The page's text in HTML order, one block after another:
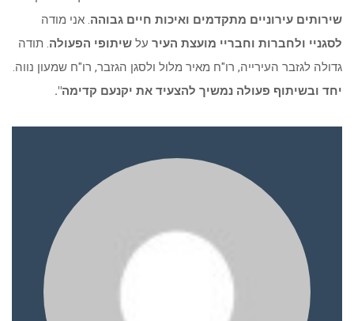
שירותים עירוניים מתקדמים ואיכות חיים גבוהה. אני מודה
לסגניי ולחברות וחבריי מועצת העיר על שיתופי הפעולה. תודה
גדולה לגזבר העירייה, רו"ח מאיר מלול ולסגן הגזבר, רו"ח שמעון נווה.
יחד ובשיתוף פעולה נמשיך להצעיד את יקנעם קדימה".